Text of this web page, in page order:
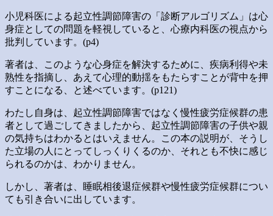
小児科医による起立性調節障害の「診断アルゴリズム」は心
身症としての問題を軽視していると、心療内科医の視点から
批判しています。(p4)
著者は、このような心身症を解決するために、疾病利得や未
熟性を指摘し、あえて心理的動揺をもたらすことが背中を押
すことになる、と述べています。(p121)
わたし自身は、起立性調節障害ではなく慢性疲労症候群の患
者として過ごしてきましたから、起立性調節障害の子供や親
の気持ちはわかるとはいえません。この本の説明が、そうし
た立場の人にとってしっくりくるのか、それとも不快に感じ
られるのかは、わかりません。
しかし、著者は、睡眠相後退症候群や慢性疲労症候群につい
ても引き合いに出しています。